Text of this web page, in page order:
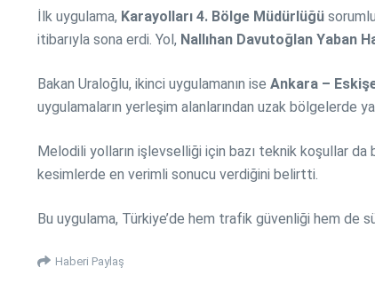
İlk uygulama, Karayolları 4. Bölge Müdürlüğü
itibarıyla sona erdi. Yol, Nallıhan Davutoğlan Yaban
Bakan Uraloğlu, ikinci uygulamanın ise Ankara –
uygulamaların yerleşim alanlarından uzak bölgelerde
Melodili yolların işlevselliği için bazı teknik koşullar da
kesimlerde en verimli sonucu verdiğini belirtti.
Bu uygulama, Türkiye’de hem trafik güvenliği hem de
Haberi Paylaş